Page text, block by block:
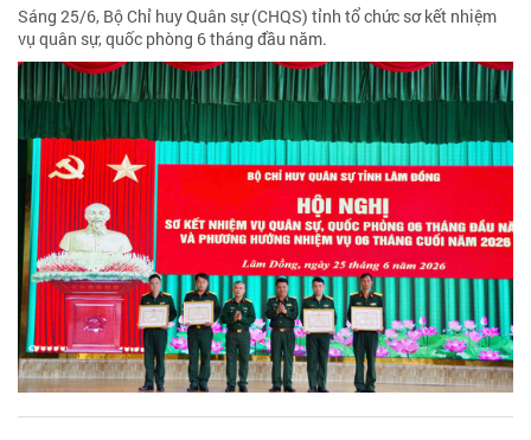
Sáng 25/6, Bộ Chỉ huy Quân sự (CHQS) tỉnh tổ chức sơ kết nhiệm
vụ quân sự, quốc phòng 6 tháng đầu năm.